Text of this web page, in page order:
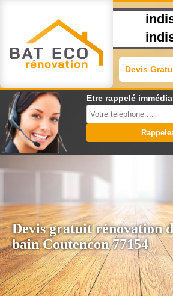
Devis
Etre rappelé
Devis gratuit rénovation
bain Coutencon 77154